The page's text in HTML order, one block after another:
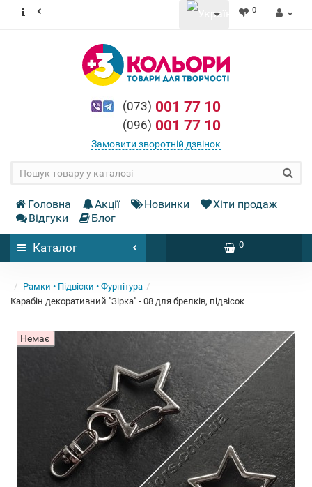
0
(073) 001 77 10
(096) 001 77 10
Замовити зворотній дзвінок
Головна Акції Новинки
Хіти продаж
Відгуки
Блог
Каталог 0
Рамки • Підвіски • Фурнітура
Карабін декоративний "Зірка" - 08 для брелків, підвісок
Немає